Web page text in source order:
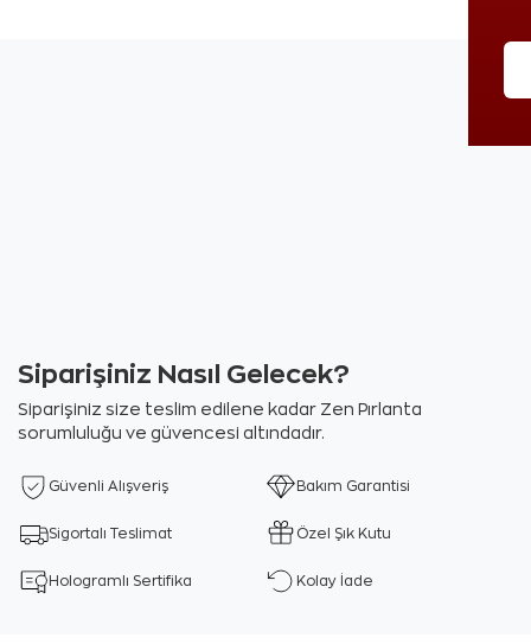
Siparişiniz Nasıl Gelecek?
Siparişiniz size teslim edilene kadar Zen Pırlanta
sorumluluğu ve güvencesi altındadır.
Güvenli Alışveriş Bakım Garantisi
Sigortalı Teslimat Özel Şık Kutu
Hologramlı Sertifika Kolay İade